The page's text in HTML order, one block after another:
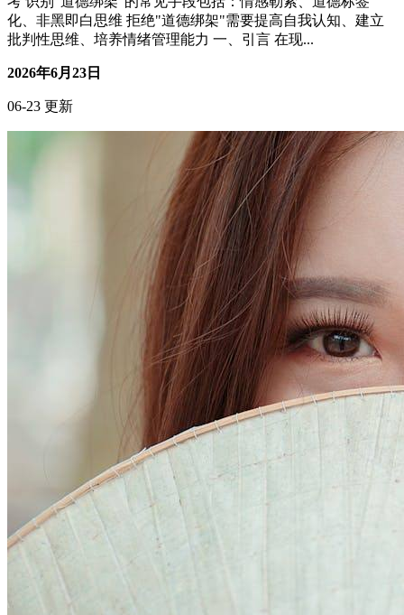
核心摘要 培养独立思考能力的第一步是学会识别和拒绝"道德
绑架" "道德绑架"通过情感操控和道德绑架他人，阻碍独立思
考 识别"道德绑架"的常见手段包括：情感勒索、道德标签
化、非黑即白思维 拒绝"道德绑架"需要提高自我认知、建立